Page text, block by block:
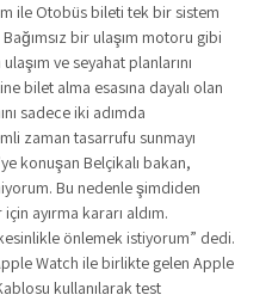
ile Otobüs bileti tek bir sistem
bir ulaşım motoru gibi
ve seyahat planlarını
bilet alma esasına dayalı olan
sadece iki adımda
zaman tasarrufu sunmayı
konuşan Belçikalı bakan,
Bu nedenle şimdiden
ayırma kararı aldım.
önlemek istiyorum” dedi.
Watch ile birlikte gelen Apple
kullanılarak test